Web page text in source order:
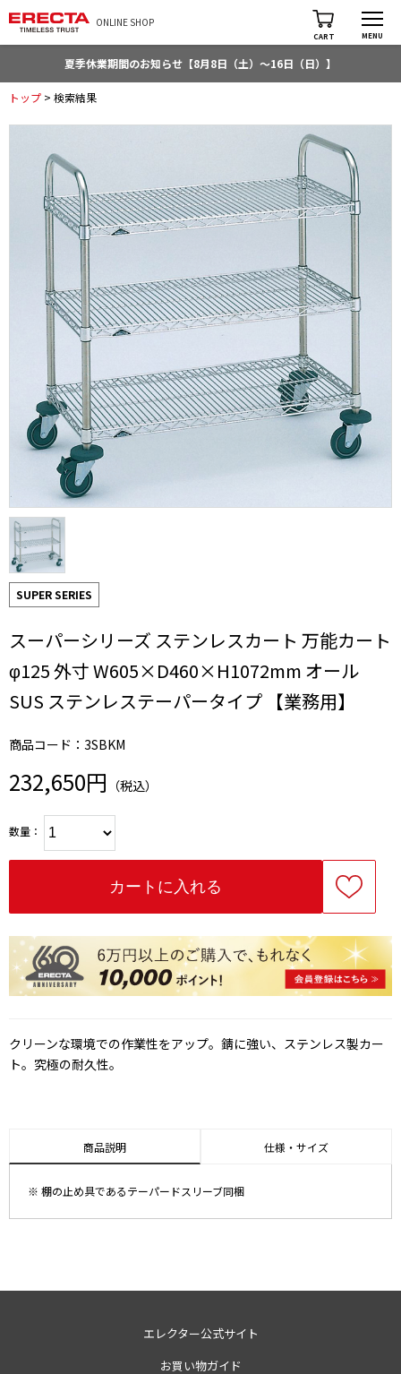
ONLINE SHOP
CART MENU
夏季休業期間のお知らせ【8月8日（土）～16日（日）】
トップ > 検索結果
SUPER SERIES
スーパーシリーズ ステンレスカート 万能カート
φ125 外寸 W605×D460×H1072mm オール
SUS ステンレステーパータイプ 【業務用】
商品コード：3SBKM
232,650円 （税込）
数量：
クリーンな環境での作業性をアップ。錆に強い、ステンレス製カー
ト。究極の耐久性。
商品説明 仕様・サイズ
※ 棚の止め具であるテーパードスリーブ同梱
エレクター公式サイト
お買い物ガイド